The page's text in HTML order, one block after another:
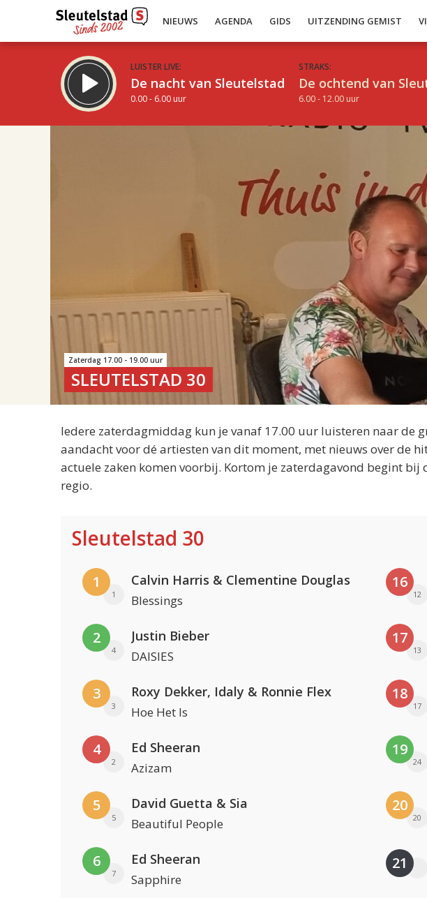
NIEUWS AGENDA GIDS UITZENDING GEMIST
LUISTER LIVE:
De nacht van Sleutelstad
0.00 - 6.00 uur
STRAKS:
De ochtend van
6.00 - 12.00 uur
Zaterdag 17.00 - 19.00 uur
SLEUTELSTAD 30
Iedere zaterdagmiddag kun je vanaf 17.00 uur luisteren naar de
aandacht voor dé artiesten van dit moment, met nieuws over de
actuele zaken komen voorbij. Kortom je zaterdagavond begint bij
regio.
Sleutelstad 30
1
1
Calvin Harris & Clementine Douglas
Blessings
2
4
Justin Bieber
DAISIES
3
3
Roxy Dekker, Idaly & Ronnie Flex
Hoe Het Is
4
2
Ed Sheeran
Azizam
5
5
David Guetta & Sia
Beautiful People
6
7
Ed Sheeran
Sapphire
16
12
17
13
18
17
19
24
20
20
21